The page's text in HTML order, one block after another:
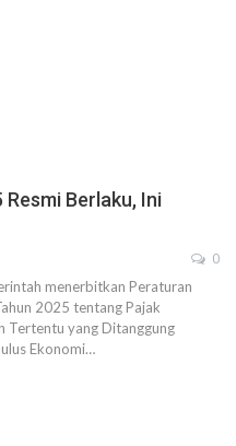
Berlaku, Ini
0
menerbitkan Peraturan
2025 tentang Pajak
Tertentu yang Ditanggung
Ekonomi…